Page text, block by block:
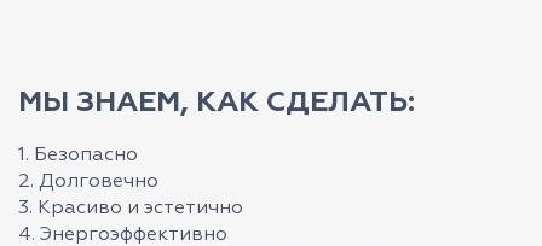
МЫ ЗНАЕМ, КАК СДЕЛАТЬ:
1. Безопасно
2. Долговечно
3. Красиво и эстетично
4. Энергоэффективно